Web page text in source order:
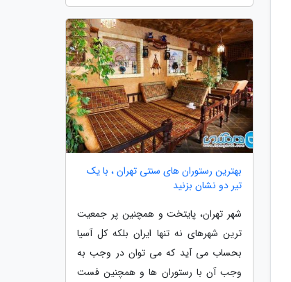
بهترین رستوران های سنتی تهران ، با یک
تیر دو نشان بزنید
شهر تهران، پایتخت و همچنین پر جمعیت
ترین شهرهای نه تنها ایران بلکه کل آسیا
بحساب می آید که می توان در وجب به
وجب آن با رستوران ها و همچنین فست